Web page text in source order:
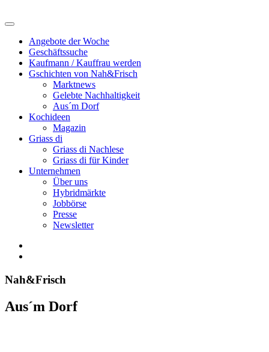
Angebote der Woche
Geschäftssuche
Kaufmann / Kauffrau werden
Gschichten von Nah&Frisch
Marktnews
Gelebte Nachhaltigkeit
Aus´m Dorf
Kochideen
Magazin
Griass di
Griass di Nachlese
Griass di für Kinder
Unternehmen
Über uns
Hybridmärkte
Jobbörse
Presse
Newsletter
Nah&Frisch
Aus´m Dorf